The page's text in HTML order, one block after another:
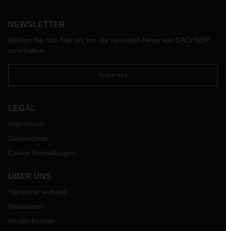
NEWSLETTER
Melden Sie sich hier an, um die neuesten News von DACHSER
zu erhalten.
Anmelden
LEGAL
Impressum
Datenschutz
Cookie Einstellungen
ÜBER UNS
Standorte weltweit
Mediaroom
Medienkontakt